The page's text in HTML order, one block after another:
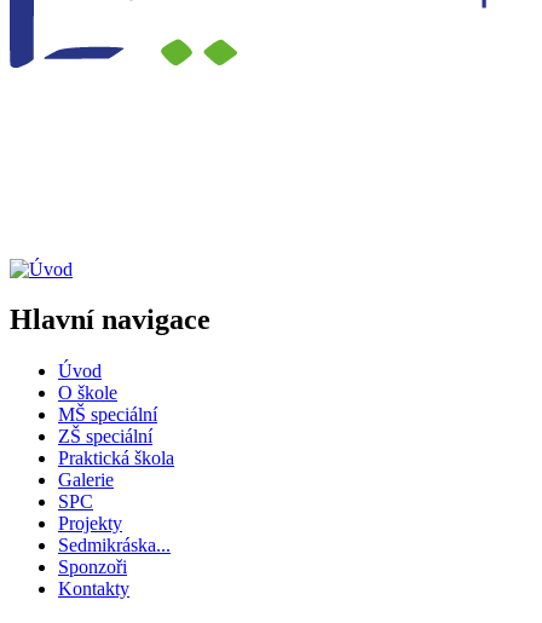
Hlavní navigace
Úvod
O škole
MŠ speciální
ZŠ speciální
Praktická škola
Galerie
SPC
Projekty
Sedmikráska...
Sponzoři
Kontakty